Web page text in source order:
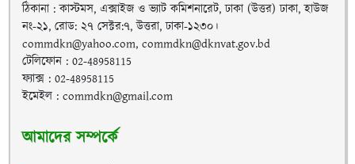
ঠিকানা : কাস্টমস, এক্সাইজ ও ভ্যাট কমিশনারেট, ঢাকা (উত্তর) ঢাকা, হাউজ
নং-২১, রোড: ২৭ সেক্টর:৭, উত্তরা, ঢাকা-১২৩০।
commdkn@yahoo.com, commdkn@dknvat.gov.bd
টেলিফোন : 02-48958115
ফ্যাক্স : 02-48958115
ইমেইল : commdkn@gmail.com
আমাদের সম্পর্কে